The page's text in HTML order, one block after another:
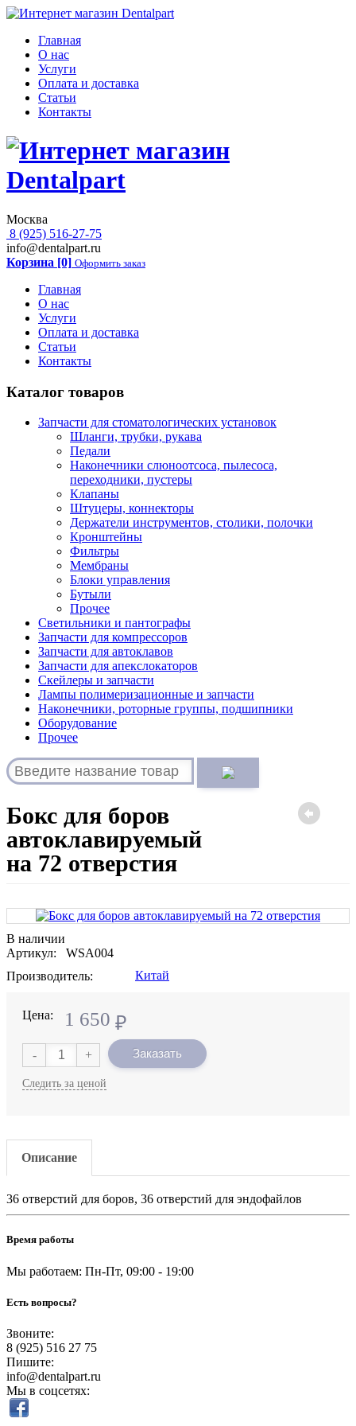
Главная
О нас
Услуги
Оплата и доставка
Статьи
Контакты
Москва
8 (925) 516-27-75
info@dentalpart.ru
Корзина [0] Оформить заказ
Главная
О нас
Услуги
Оплата и доставка
Статьи
Контакты
Каталог товаров
Запчасти для стоматологических установок
Шланги, трубки, рукава
Педали
Наконечники слюноотсоса, пылесоса,
переходники, пустеры
Клапаны
Штуцеры, коннекторы
Держатели инструментов, столики, полочки
Кронштейны
Фильтры
Мембраны
Блоки управления
Бутыли
Прочее
Светильники и пантографы
Запчасти для компрессоров
Запчасти для автоклавов
Запчасти для апекслокаторов
Скейлеры и запчасти
Лампы полимеризационные и запчасти
Наконечники, роторные группы, подшипники
Оборудование
Прочее
Бокс для боров
автоклавируемый
на 72 отверстия
В наличии
Артикул: WSА004
Производитель:
Китай
Цена: 1 650 ₽
- + Заказать
Следить за ценой
Описание
36 отверстий для боров, 36 отверстий для эндофайлов
Время работы
Мы работаем: Пн-Пт, 09:00 - 19:00
Есть вопросы?
Звоните:
8 (925) 516 27 75
Пишите:
info@dentalpart.ru
Мы в соцсетях: